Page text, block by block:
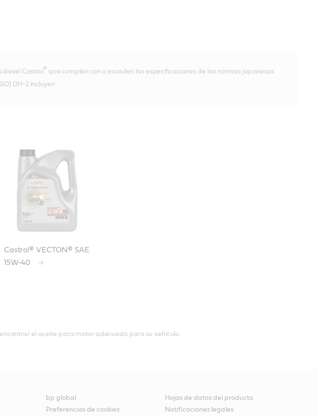
diesel Castrol ® que cumplen con o exceden las especificaciones de las normas japonesas
DH-2 incluyen:
Castrol® VECTON® SAE
15W-40
el aceite para motor adecuado para su vehículo.
bp global
Hojas de datos del producto
Preferencias de cookies
Notificaciones legales